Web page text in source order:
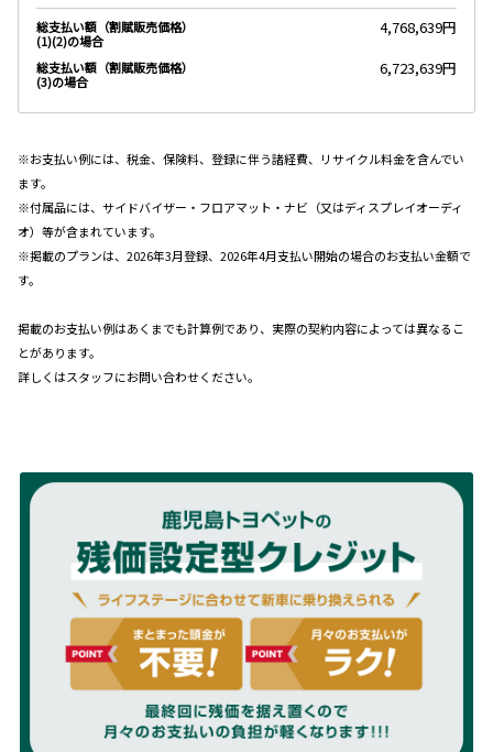
総支払い額（割賦販売価格）
(1)(2)の場合
4,768,639円
総支払い額（割賦販売価格）
(3)の場合
6,723,639円
※お支払い例には、税金、保険料、登録に伴う諸経費、リサイクル料金を含んでい
ます。
※付属品には、サイドバイザー・フロアマット・ナビ（又はディスプレイオーディ
オ）等が含まれています。
※掲載のプランは、2026年3月登録、2026年4月支払い開始の場合のお支払い金額で
す。
掲載のお支払い例はあくまでも計算例であり、実際の契約内容によっては異なるこ
とがあります。
詳しくはスタッフにお問い合わせください。